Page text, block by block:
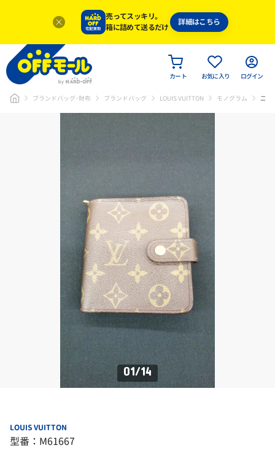
売ってスッキリ。
箱に詰めて送るだけ
詳細はこちら
カート お気に入り ログイン
ブランドバッグ･財布 ブランドバッグ LOUIS VUITTON モノグラム 二つ
01/14
LOUIS VUITTON
型番：M61667